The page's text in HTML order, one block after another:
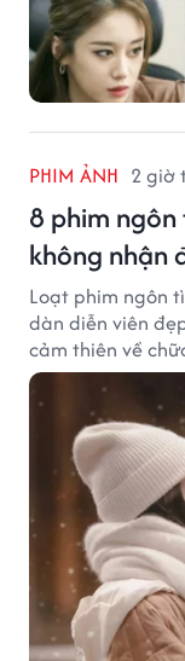
PHIM ẢNH 2 giờ
8 phim
không nhận
Loạt phim ngôn
dàn diễn viên
cảm thiên về